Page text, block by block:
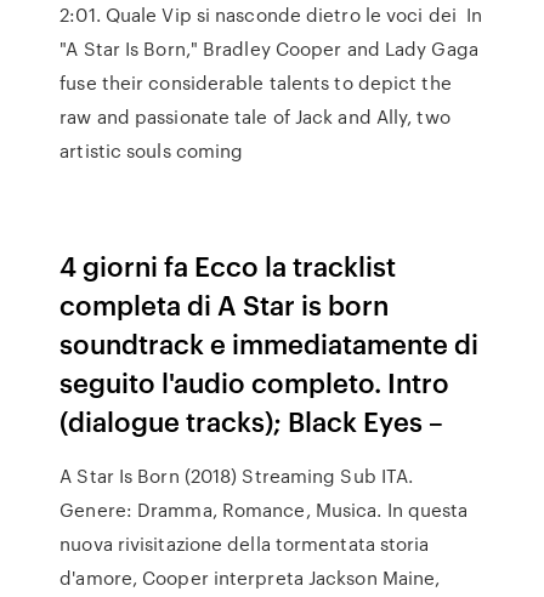
2:01. Quale Vip si nasconde dietro le voci dei In
"A Star Is Born," Bradley Cooper and Lady Gaga
fuse their considerable talents to depict the
raw and passionate tale of Jack and Ally, two
artistic souls coming
4 giorni fa Ecco la tracklist
completa di A Star is born
soundtrack e immediatamente di
seguito l'audio completo. Intro
(dialogue tracks); Black Eyes –
A Star Is Born (2018) Streaming Sub ITA.
Genere: Dramma, Romance, Musica. In questa
nuova rivisitazione della tormentata storia
d'amore, Cooper interpreta Jackson Maine,